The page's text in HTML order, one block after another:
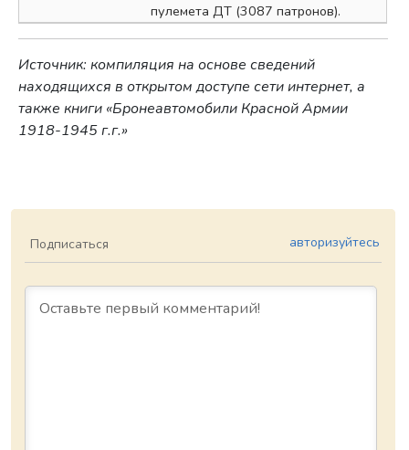
пулемета ДТ (3087 патронов).
Источник: компиляция на основе сведений
находящихся в открытом доступе сети интернет, а
также книги «Бронеавтомобили Красной Армии
1918-1945 г.г.»
Подписаться авторизуйтесь